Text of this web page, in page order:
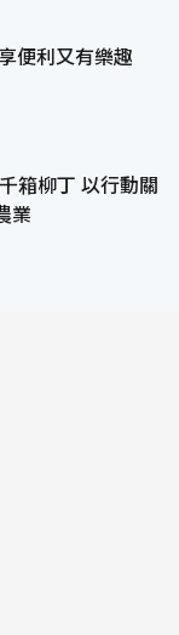
山銀WebATM轉帳 享便利又有樂趣
以行動關
農業